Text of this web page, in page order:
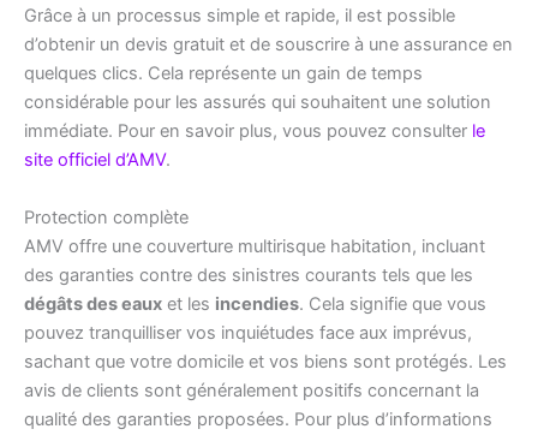
Grâce à un processus simple et rapide, il est possible
d’obtenir un devis gratuit et de souscrire à une assurance en
quelques clics. Cela représente un gain de temps
considérable pour les assurés qui souhaitent une solution
immédiate. Pour en savoir plus, vous pouvez consulter le
site officiel d’AMV.
Protection complète
AMV offre une couverture multirisque habitation, incluant
des garanties contre des sinistres courants tels que les
dégâts des eaux et les incendies. Cela signifie que vous
pouvez tranquilliser vos inquiétudes face aux imprévus,
sachant que votre domicile et vos biens sont protégés. Les
avis de clients sont généralement positifs concernant la
qualité des garanties proposées. Pour plus d’informations